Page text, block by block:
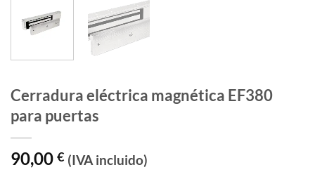
Cerradura eléctrica magnética EF380
para puertas
90,00 € (IVA incluido)